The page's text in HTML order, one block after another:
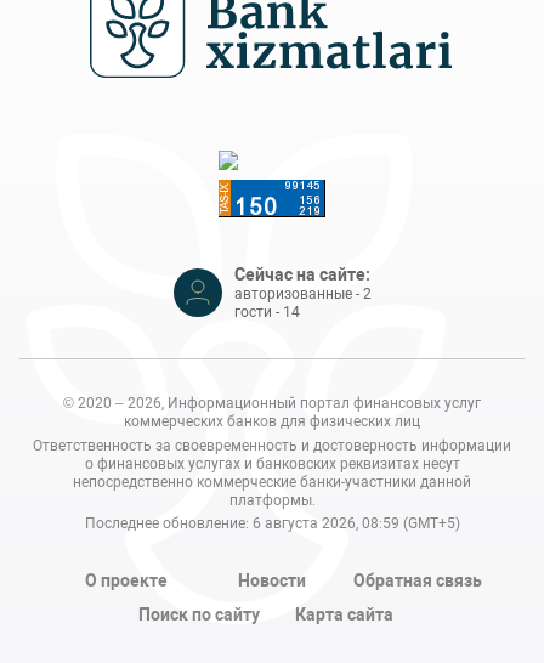
Сейчас на сайте:
авторизованные - 2
гости - 14
© 2020 – 2026, Информационный портал финансовых услуг
коммерческих банков для физических лиц
Ответственность за своевременность и достоверность информации
о финансовых услугах и банковских реквизитах несут
непосредственно коммерческие банки-участники данной
платформы.
Последнее обновление: 6 августа 2026, 08:59 (GMT+5)
О проекте Новости
Обратная связь
Поиск по сайту
Карта сайта